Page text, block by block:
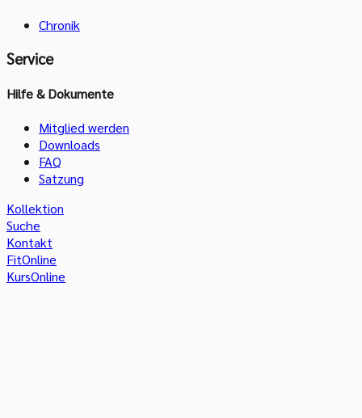
Chronik
Service
Hilfe & Dokumente
Mitglied werden
Downloads
FAQ
Satzung
Kollektion
Suche
Kontakt
FitOnline
KursOnline